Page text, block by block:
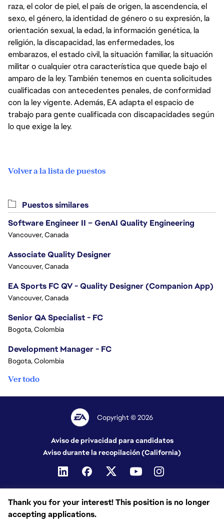
raza, el color de piel, el país de origen, la ascendencia, el
sexo, el género, la identidad de género o su expresión, la
orientación sexual, la edad, la información genética, la
religión, la discapacidad, las enfermedades, los
embarazos, el estado civil, la situación familiar, la situación
militar o cualquier otra característica que quede bajo el
amparo de la ley. También tenemos en cuenta solicitudes
cualificadas con antecedentes penales, de conformidad
con la ley vigente. Además, EA adapta el espacio de
trabajo para gente cualificada con discapacidades según
lo que exige la ley.
Volver a la lista de puestos
Thank you for your interest! This position is no longer
accepting applications.
Puestos similares
Software Engineer II – GenAI Quality Engineering
Vancouver, Canada
Associate Quality Designer
Vancouver, Canada
EA Sports FC QV - Quality Designer (Companion App)
Vancouver, Canada
Senior QA Specialist - FC
Bogota, Colombia
Development Manager - FC
Bogota, Colombia
Ver todo
Copyright © 2026
Aviso de privacidad para candidatos
Aviso durante la recopilación (California)